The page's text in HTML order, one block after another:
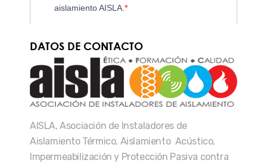
DATOS DE CONTACTO
AISLA, Asociación de Instaladores de
Aislamiento Térmico, Aislamiento Acústico,
Impermeabilización y Protección Pasiva contra